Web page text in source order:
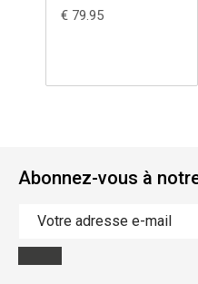
€ 79.95
Abonnez-vous à